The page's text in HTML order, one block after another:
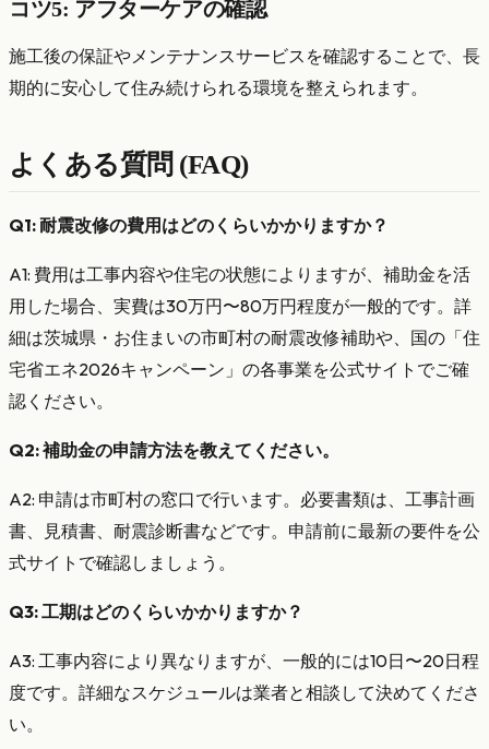
コツ5: アフターケアの確認
施工後の保証やメンテナンスサービスを確認することで、長
期的に安心して住み続けられる環境を整えられます。
よくある質問 (FAQ)
Q1: 耐震改修の費用はどのくらいかかりますか？
A1: 費用は工事内容や住宅の状態によりますが、補助金を活
用した場合、実費は30万円〜80万円程度が一般的です。詳
細は茨城県・お住まいの市町村の耐震改修補助や、国の「住
宅省エネ2026キャンペーン」の各事業を公式サイトでご確
認ください。
Q2: 補助金の申請方法を教えてください。
A2: 申請は市町村の窓口で行います。必要書類は、工事計画
書、見積書、耐震診断書などです。申請前に最新の要件を公
式サイトで確認しましょう。
Q3: 工期はどのくらいかかりますか？
A3: 工事内容により異なりますが、一般的には10日〜20日程
度です。詳細なスケジュールは業者と相談して決めてくださ
い。